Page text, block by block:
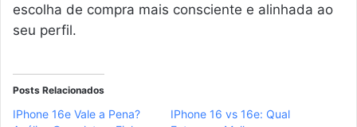
escolha de compra mais consciente e alinhada ao
seu perfil.
Posts Relacionados
IPhone 16e Vale a Pena?
IPhone 16 vs 16e: Qual